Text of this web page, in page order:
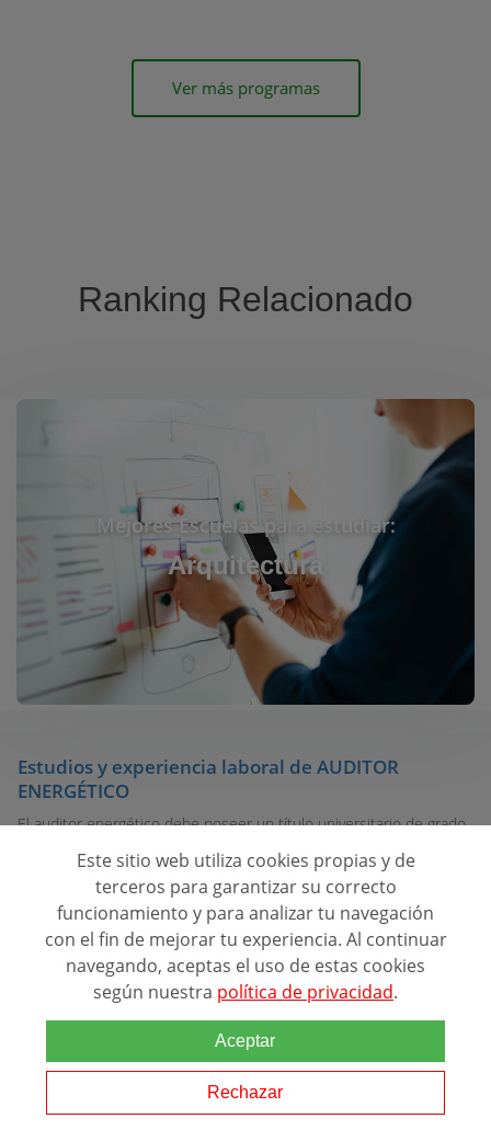
Ver más programas
Ranking Relacionado
Mejores Escuelas para estudiar:
Arquitectura
Estudios y experiencia laboral de AUDITOR
ENERGÉTICO
El auditor energético debe poseer un título universitario de grado
ingeniería del medio ambiente. Algunas universidades españolas
imparten ingenier...
Estudios y experiencia laboral de LEED GREEN
ASSOCIATE
un examen especial y conseguir 170 puntos como mínimo. El sello
tiene vigencia por dos años. Para mantenerla, es necesario seguir
Este sitio web utiliza cookies propias y de
terceros para garantizar su correcto
funcionamiento y para analizar tu navegación
con el fin de mejorar tu experiencia. Al continuar
navegando, aceptas el uso de estas cookies
según nuestra política de privacidad.
Aceptar
Rechazar